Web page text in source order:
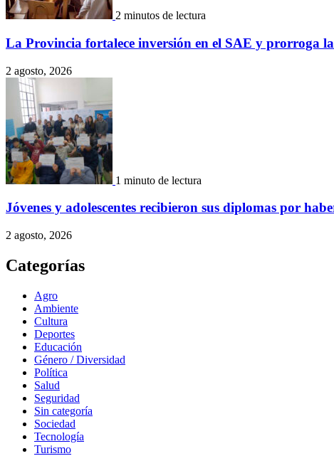
2 minutos de lectura
La Provincia fortalece inversión en el SAE y prorroga
2 agosto, 2026
1 minuto de lectura
Jóvenes y adolescentes recibieron sus diplomas por
2 agosto, 2026
Categorías
Agro
Ambiente
Cultura
Deportes
Educación
Género / Diversidad
Política
Salud
Seguridad
Sin categoría
Sociedad
Tecnología
Turismo